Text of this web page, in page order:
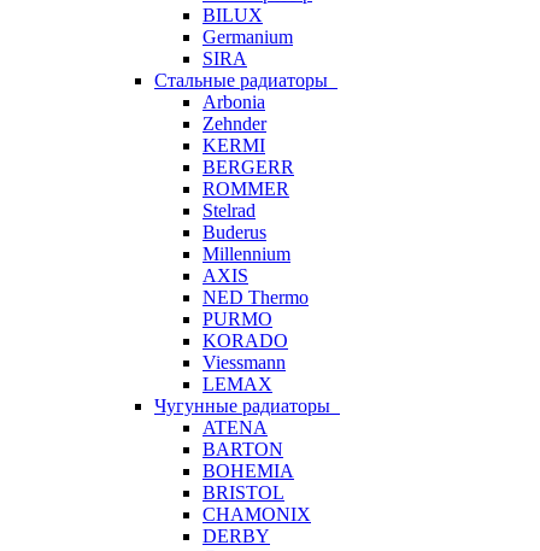
BILUX
Germanium
SIRA
Стальные радиаторы
Arbonia
Zehnder
KERMI
BERGERR
ROMMER
Stelrad
Buderus
Millennium
AXIS
NED Thermo
PURMO
KORADO
Viessmann
LEMAX
Чугунные радиаторы
ATENA
BARTON
BOHEMIA
BRISTOL
CHAMONIX
DERBY